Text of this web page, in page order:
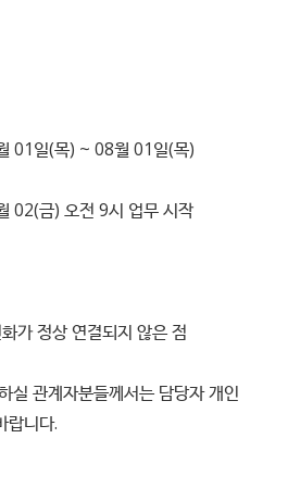
01일(목) ~ 08월 01일(목)
02(금) 오전 9시 업무 시작
가 정상 연결되지 않은 점
실 관계자분들께서는 담당자 개인
랍니다.